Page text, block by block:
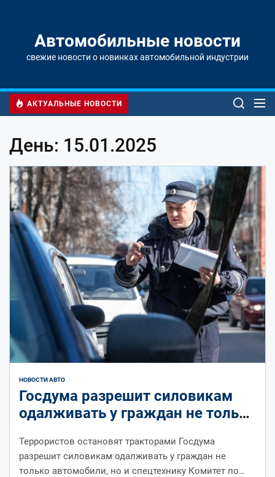
содержимомуАвтомобильные новости
свежие новости о новинках автомобильной индустрии
АКТУАЛЬНЫЕ НОВОСТИ
День: 15.01.2025
НОВОСТИ АВТО
Госдума разрешит силовикам
одалживать у граждан не только
Террористов остановят тракторами Госдума
разрешит силовикам одалживать у граждан не
только автомобили, но и спецтехнику Комитет по